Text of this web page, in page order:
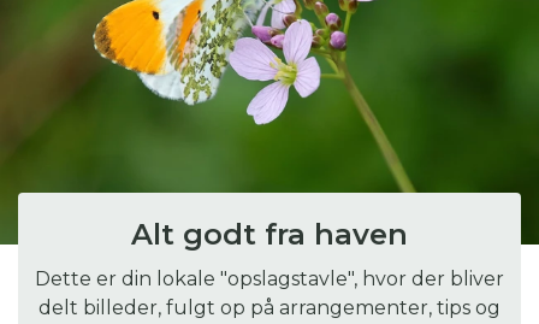
Arrangementer
Åbne haver
Her kan du søge i hele vores katalog af
artikler, arrangementer, produkter og åbne
haver.
Alt godt fra haven
Dette er din lokale "opslagstavle", hvor der bliver
delt billeder, fulgt op på arrangementer, tips og